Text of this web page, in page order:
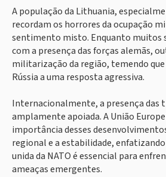
A população da Lithuania,
recordam os horrores da ocupação
sentimento misto. Enquanto muitos
com a presença das forças alemãs,
militarização da região, temendo
Rússia a uma resposta agressiva.
Internacionalmente, a presença das
amplamente apoiada. A União
importância desses
regional e a estabilidade,
unida da NATO é essencial para
ameaças emergentes.